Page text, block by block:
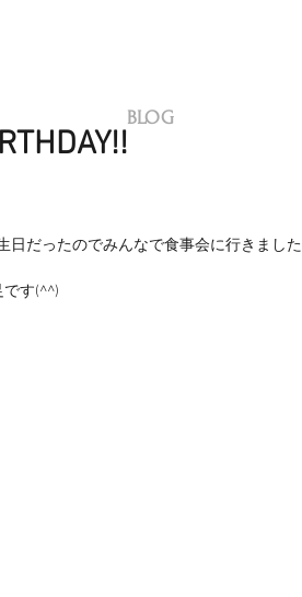
日だったのでみんなで食事会に行きました
す(^^)
BLOG